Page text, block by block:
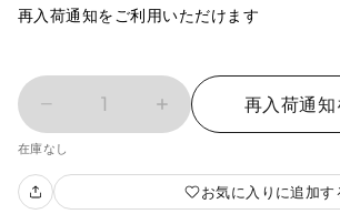
再入荷通知をご利用いただけます
1 再入荷通知
在庫なし
お気に入りに追加す